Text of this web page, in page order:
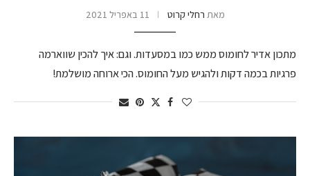
מאת רחלי קרוט 11 באפריל 2021
מתכון אדיר לחומוס ממש כמו במסעדות. וגם: איך להכין שווארמה
פרגיות בכמה דקות ולהגיש מעל החומוס. הכי ארוחה מושלמת!